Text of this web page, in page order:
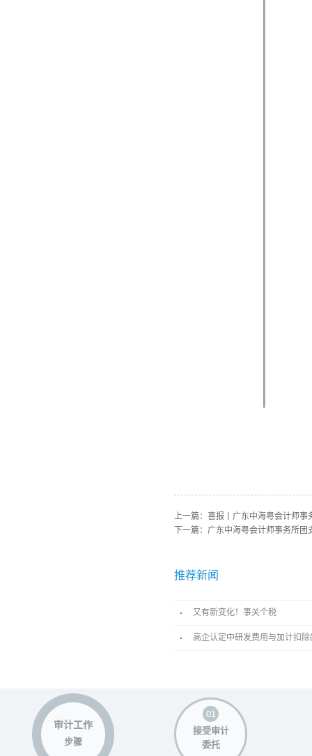
上一篇： 喜报丨广东中海粤会计师事
下一篇： 广东中海粤会计师事务所
推荐新闻
又有新变化！事关个税
高企认定中研发费用与加计扣
审计工作
步骤
接受审计
委托